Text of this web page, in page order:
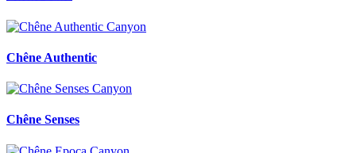
Chêne Authentic
Chêne Senses